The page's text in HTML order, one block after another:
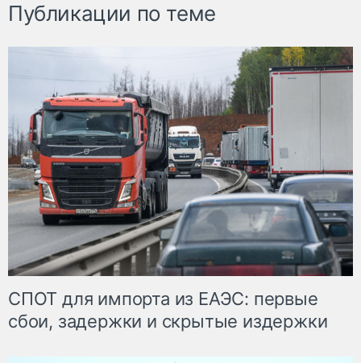
Публикации по теме
СПОТ для импорта из ЕАЭС: первые
сбои, задержки и скрытые издержки